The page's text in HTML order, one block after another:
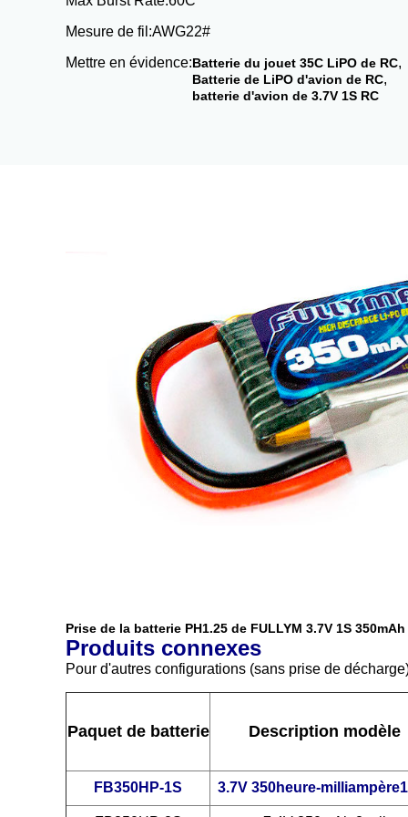
Mesure de fil:AWG22#
Mettre en évidence:Batterie du jouet 35C LiPO de RC,
Batterie de LiPO d'avion de RC,
batterie d'avion de 3.7V 1S RC
Prise de la batterie PH1.25 de FULLYM 3.7V 1S
Produits connexes
Pour d'autres configurations (sans prise de
Paquet de batterie Description modèle
FB350HP-1S 3.7V 350heure-